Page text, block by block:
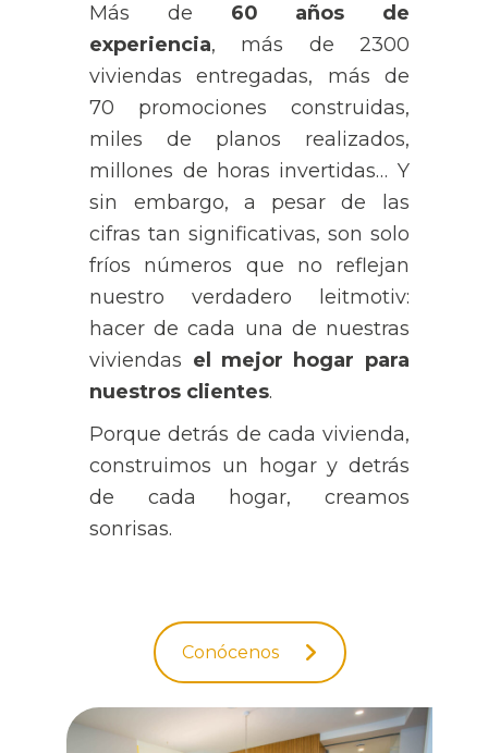
Más de 60 años de
experiencia, más de 2300
viviendas entregadas, más de
70 promociones construidas,
miles de planos realizados,
millones de horas invertidas… Y
sin embargo, a pesar de las
cifras tan significativas, son solo
fríos números que no reflejan
nuestro verdadero leitmotiv:
hacer de cada una de nuestras
viviendas el mejor hogar para
nuestros clientes.
Porque detrás de cada vivienda,
construimos un hogar y detrás
de cada hogar, creamos
sonrisas.
Conócenos